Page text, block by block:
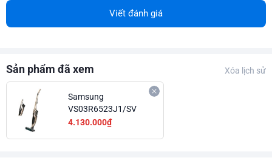
Viết đánh giá
Sản phẩm đã xem Xóa lịch sử
Samsung
VS03R6523J1/SV
4.130.000₫